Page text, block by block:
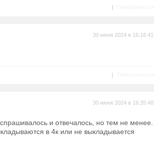
|
30 июня 2024 в 16:18:41
|
30 июня 2024 в 16:35:48
и отвечалось, но тем не менее.
в 4к или не выкладывается